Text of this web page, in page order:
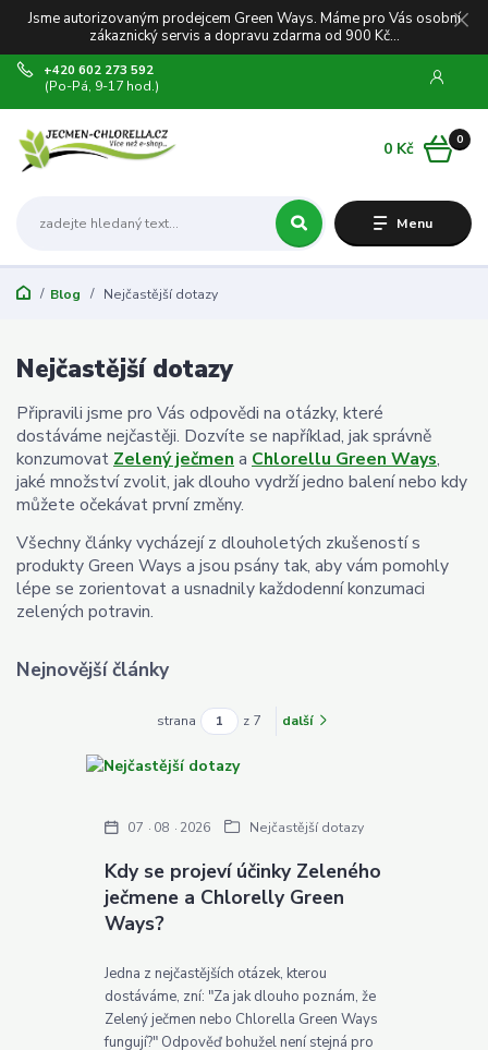
Jsme autorizovaným prodejcem Green Ways. Máme pro Vás osobní
zákaznický servis a dopravu zdarma od 900 Kč...
Menu
+420 602 273 592
(Po-Pá, 9-17 hod.)
0
0 Kč
Blog Nejčastější dotazy
Nejčastější dotazy
Připravili jsme pro Vás odpovědi na otázky, které
dostáváme nejčastěji. Dozvíte se například, jak správně
konzumovat Zelený ječmen a Chlorellu Green Ways,
jaké množství zvolit, jak dlouho vydrží jedno balení nebo kdy
můžete očekávat první změny.
Všechny články vycházejí z dlouholetých zkušeností s
produkty Green Ways a jsou psány tak, aby vám pomohly
lépe se zorientovat a usnadnily každodenní konzumaci
zelených potravin.
Nejnovější články
strana z 7 další
Kdy se projeví účinky Zeleného
ječmene a Chlorelly Green
Ways?
07 08 2026 Nejčastější dotazy
Jedna z nejčastějších otázek, kterou
dostáváme, zní: "Za jak dlouho poznám, že
Zelený ječmen nebo Chlorella Green Ways
fungují?" Odpověď bohužel není stejná pro